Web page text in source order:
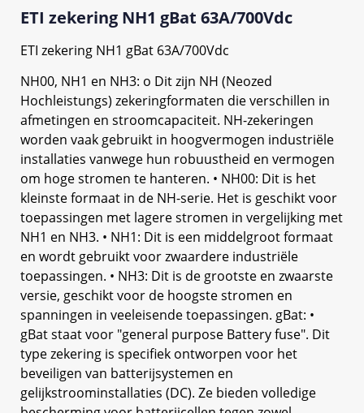
ETI zekering NH1 gBat 63A/700Vdc
ETI zekering NH1 gBat 63A/700Vdc
NH00, NH1 en NH3: o Dit zijn NH (Neozed
Hochleistungs) zekeringformaten die verschillen in
afmetingen en stroomcapaciteit. NH-zekeringen
worden vaak gebruikt in hoogvermogen industriële
installaties vanwege hun robuustheid en vermogen
om hoge stromen te hanteren. • NH00: Dit is het
kleinste formaat in de NH-serie. Het is geschikt voor
toepassingen met lagere stromen in vergelijking met
NH1 en NH3. • NH1: Dit is een middelgroot formaat
en wordt gebruikt voor zwaardere industriële
toepassingen. • NH3: Dit is de grootste en zwaarste
versie, geschikt voor de hoogste stromen en
spanningen in veeleisende toepassingen. gBat: •
gBat staat voor "general purpose Battery fuse". Dit
type zekering is specifiek ontworpen voor het
beveiligen van batterijsystemen en
gelijkstroominstallaties (DC). Ze bieden volledige